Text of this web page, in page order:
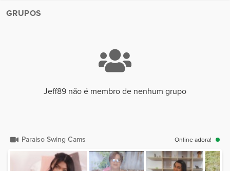
GRUPOS
Jeff89 não é membro de nenhum grupo
Paraiso Swing Cams Online adora!